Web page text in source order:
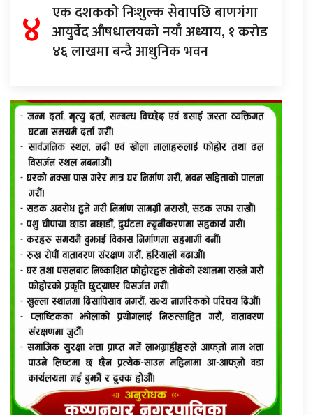
४ एक दशकको निःशुल्क सेवापछि बाणगंगा
आयुर्वेद औषधालयको नयाँ अध्याय, १ करोड
४६ लाखमा बन्दै आधुनिक भवन